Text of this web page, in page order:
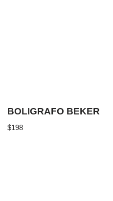
BOLIGRAFO BEKER
$198